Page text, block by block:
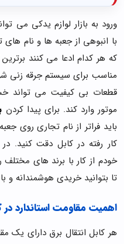
ورود به بازار لوازم یدکی می
با انبوهی از جعبه ها و نام
که هر کدام ادعا می کنند
مناسب برای سیستم جرقه زنی
قطعات بی کیفیت می تواند
موتور وارد کند. برای پیدا کردن
باید فراتر از نام تجاری روی
کار رفته در کابل دقت کنید.
خودم از کار با برند های
تا بتوانید خریدی هوشمندانه و
اهمیت مقاومت استاندارد
هر کابل انتقال برق دارای یک